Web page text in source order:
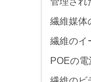
繊維媒体
繊維のイ
POEの